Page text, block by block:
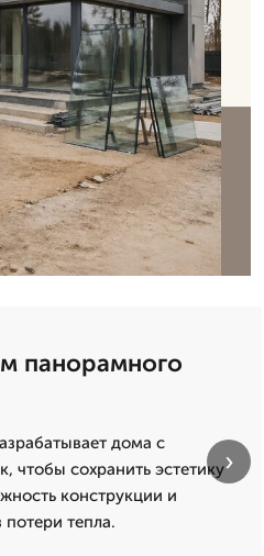
панорамного
дома с
чтобы сохранить эстетику
конструкции и
тепла.
›